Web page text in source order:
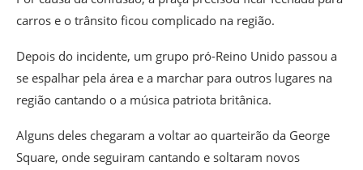
carros e o trânsito ficou complicado na região.
Depois do incidente, um grupo pró-Reino Unido passou a
se espalhar pela área e a marchar para outros lugares na
região cantando o a música patriota britânica.
Alguns deles chegaram a voltar ao quarteirão da George
Square, onde seguiram cantando e soltaram novos